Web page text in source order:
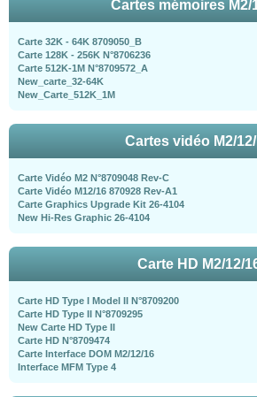
Cartes mémoires M2/
Carte 32K - 64K 8709050_B
Carte 128K - 256K N°8706236
Carte 512K-1M N°8709572_A
New_carte_32-64K
New_Carte_512K_1M
Cartes vidéo M2/
Carte Vidéo M2 N°8709048 Rev-C
Carte Vidéo M12/16 870928 Rev-A1
Carte Graphics Upgrade Kit 26-4104
New Hi-Res Graphic 26-4104
Carte HD M2/12/
Carte HD Type I Model II N°8709200
Carte HD Type II N°8709295
New Carte HD Type II
Carte HD N°8709474
Carte Interface DOM M2/12/16
Interface MFM Type 4